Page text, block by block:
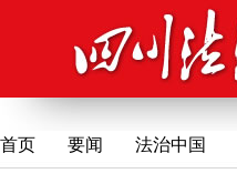
首页 要闻 法治中国